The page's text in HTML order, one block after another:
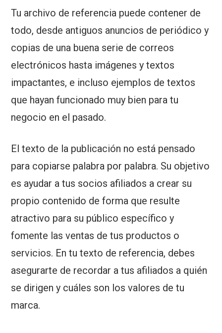
Tu archivo de referencia puede contener de
todo, desde antiguos anuncios de periódico y
copias de una buena serie de correos
electrónicos hasta imágenes y textos
impactantes, e incluso ejemplos de textos
que hayan funcionado muy bien para tu
negocio en el pasado.
El texto de la publicación no está pensado
para copiarse palabra por palabra. Su objetivo
es ayudar a tus socios afiliados a crear su
propio contenido de forma que resulte
atractivo para su público específico y
fomente las ventas de tus productos o
servicios. En tu texto de referencia, debes
asegurarte de recordar a tus afiliados a quién
se dirigen y cuáles son los valores de tu
marca.